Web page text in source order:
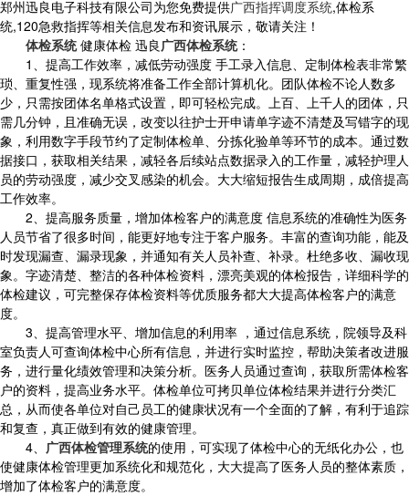
郑州迅良电子科技有限公司为您免费提供广西指挥调度系统,体检系
统,120急救指挥等相关信息发布和资讯展示，敬请关注！
体检系统健康体检 迅良广西体检系统：
1、提高工作效率，减低劳动强度 手工录入信息、定制体检表非常繁
琐、重复性强，现系统将准备工作全部计算机化。团队体检不论人数多
少，只需按团体名单格式设置，即可轻松完成。上百、上千人的团体，只
需几分钟，且准确无误，改变以往护士开申请单字迹不清楚及写错字的现
象，利用数字手段节约了定制体检单、分拣化验单等环节的成本。通过数
据接口，获取相关结果，减轻各后续站点数据录入的工作量，减轻护理人
员的劳动强度，减少交叉感染的机会。大大缩短报告生成周期，成倍提高
工作效率。
2、提高服务质量，增加体检客户的满意度 信息系统的准确性为医务
人员节省了很多时间，能更好地专注于客户服务。丰富的查询功能，能及
时发现漏查、漏录现象，并通知有关人员补查、补录。杜绝多收、漏收现
象。字迹清楚、整洁的各种体检资料，漂亮美观的体检报告，详细科学的
体检建议，可完整保存体检资料等优质服务都大大提高体检客户的满意
度。
3、提高管理水平、增加信息的利用率 ，通过信息系统，院领导及科
室负责人可查询体检中心所有信息，并进行实时监控，帮助决策者改进服
务，进行量化绩效管理和决策分析。医务人员通过查询，获取所需体检客
户的资料，提高业务水平。体检单位可拷贝单位体检结果并进行分类汇
总，从而使各单位对自己员工的健康状况有一个全面的了解，有利于追踪
和复查，真正做到有效的健康管理。
4、 广西体检管理系统的使用，可实现了体检中心的无纸化办公，也
使健康体检管理更加系统化和规范化，大大提高了医务人员的整体素质，
增加了体检客户的满意度。